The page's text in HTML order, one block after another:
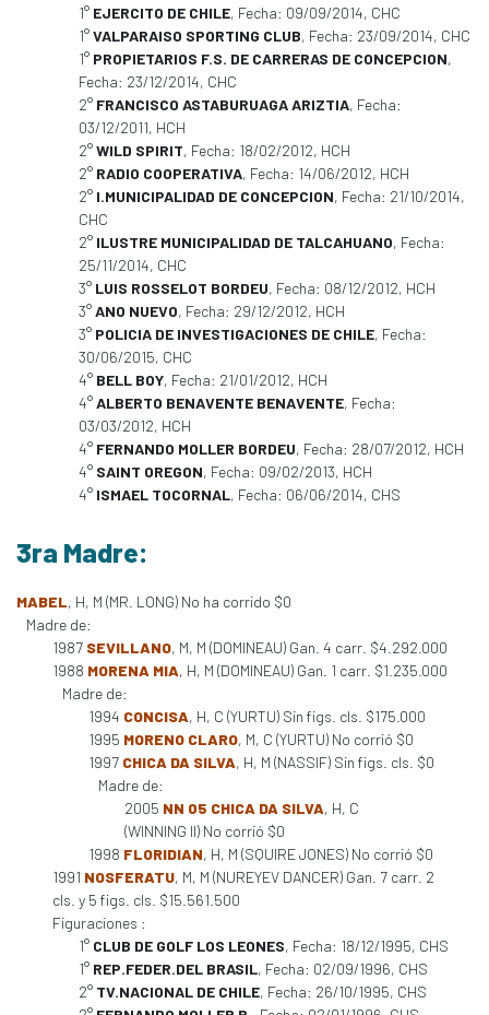
1° EJERCITO DE CHILE, Fecha: 09/09/2014, CHC
1°VALPARAISO SPORTING CLUB, Fecha: 23/09/2014, CHC
1° PROPIETARIOS F.S. DE CARRERAS DE CONCEPCION,
Fecha: 23/12/2014, CHC
2° FRANCISCO ASTABURUAGA ARIZTIA, Fecha:
03/12/2011, HCH
2°WILD SPIRIT, Fecha: 18/02/2012, HCH
2° RADIO COOPERATIVA, Fecha: 14/06/2012, HCH
2° I.MUNICIPALIDAD DE CONCEPCION, Fecha: 21/10/2014,
CHC
2° ILUSTRE MUNICIPALIDAD DE TALCAHUANO, Fecha:
25/11/2014, CHC
3° LUIS ROSSELOT BORDEU, Fecha: 08/12/2012, HCH
3°ANO NUEVO, Fecha: 29/12/2012, HCH
3° POLICIA DE INVESTIGACIONES DE CHILE, Fecha:
30/06/2015, CHC
4° BELL BOY, Fecha: 21/01/2012, HCH
4°ALBERTO BENAVENTE BENAVENTE, Fecha:
03/03/2012, HCH
4° FERNANDO MOLLER BORDEU, Fecha: 28/07/2012, HCH
4° SAINT OREGON, Fecha: 09/02/2013, HCH
4° ISMAEL TOCORNAL, Fecha: 06/06/2014, CHS
3ra Madre:
MABEL, H, M (MR. LONG) No ha corrido $0
Madre de:
1987 SEVILLANO, M, M (DOMINEAU) Gan. 4 carr. $4.292.000
1988 MORENA MIA, H, M (DOMINEAU) Gan. 1 carr. $1.235.000
Madre de:
1994 CONCISA, H, C (YURTU) Sin figs. cls. $175.000
1995 MORENO CLARO, M, C (YURTU) No corrió $0
1997 CHICA DA SILVA, H, M (NASSIF) Sin figs. cls. $0
Madre de:
2005 NN 05 CHICA DA SILVA, H, C
(WINNING II) No corrió $0
1998 FLORIDIAN, H, M (SQUIRE JONES) No corrió $0
1991 NOSFERATU, M, M (NUREYEV DANCER) Gan. 7 carr. 2
cls. y 5 figs. cls. $15.561.500
Figuraciones :
1° CLUB DE GOLF LOS LEONES, Fecha: 18/12/1995, CHS
1° REP.FEDER.DEL BRASIL, Fecha: 02/09/1996, CHS
2° TV.NACIONAL DE CHILE, Fecha: 26/10/1995, CHS